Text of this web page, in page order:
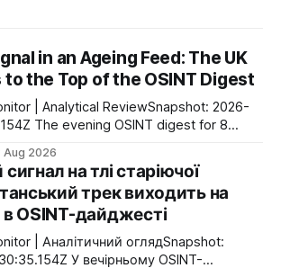
in an Ageing Feed: The UK
the Top of the OSINT Digest
| Analytical ReviewSnapshot: 2026-
for 8
one event over the past 24 hours,
most significant entries are between
Aug 2026
на тлі старіючої
трек виходить на
OSINT-дайджесті
| Аналітичний оглядSnapshot:
OSINT-